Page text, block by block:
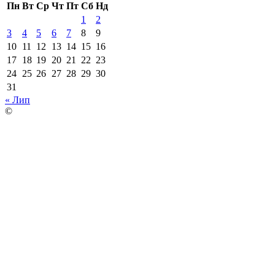
Пн Вт Ср Чт Пт Сб Нд
1
2
3
4 5 6 7 8
9
10 11 12 13 14 15 16
17 18 19 20 21 22 23
24 25 26 27 28 29 30
31
« Лип
©